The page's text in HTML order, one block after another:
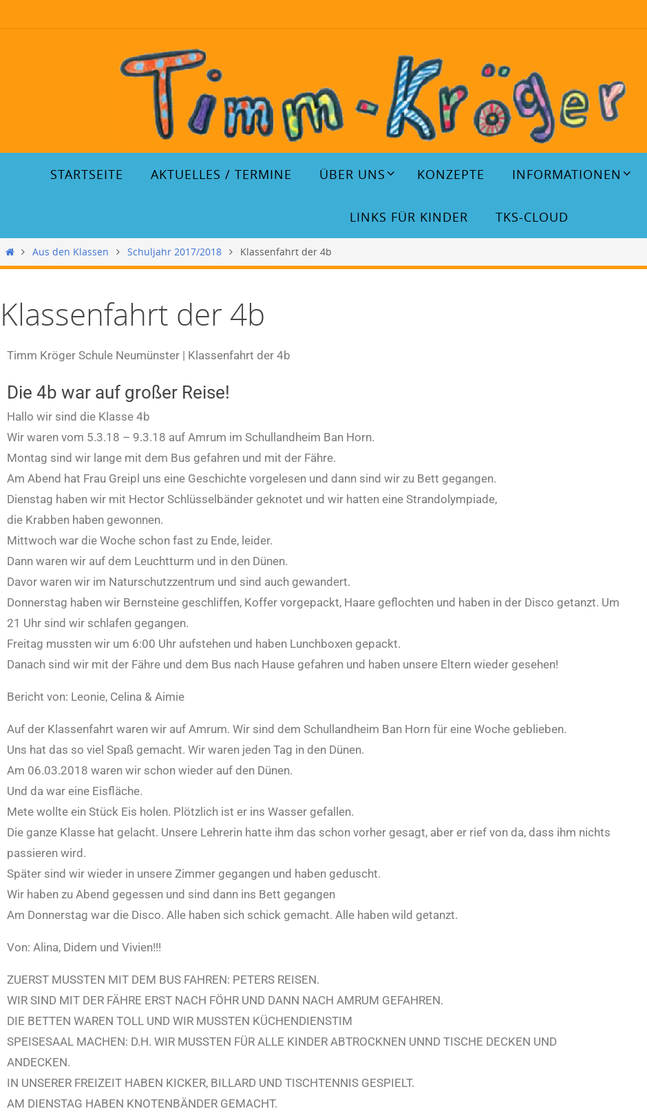
STARTSEITE AKTUELLES / TERMINE ÜBER UNS KONZEPTE INFORMATIONEN
LINKS FÜR KINDER TKS-CLOUD
Aus den Klassen Schuljahr 2017/2018 Klassenfahrt der 4b
Klassenfahrt der 4b
Timm Kröger Schule Neumünster | Klassenfahrt der 4b
Die 4b war auf großer Reise!
Hallo wir sind die Klasse 4b
Wir waren vom 5.3.18 – 9.3.18 auf Amrum im Schullandheim Ban Horn.
Montag sind wir lange mit dem Bus gefahren und mit der Fähre.
Am Abend hat Frau Greipl uns eine Geschichte vorgelesen und dann sind wir zu Bett gegangen.
Dienstag haben wir mit Hector Schlüsselbänder geknotet und wir hatten eine Strandolympiade,
die Krabben haben gewonnen.
Mittwoch war die Woche schon fast zu Ende, leider.
Dann waren wir auf dem Leuchtturm und in den Dünen.
Davor waren wir im Naturschutzzentrum und sind auch gewandert.
Donnerstag haben wir Bernsteine geschliffen, Koffer vorgepackt, Haare geflochten und haben in der Disco getanzt. Um
21 Uhr sind wir schlafen gegangen.
Freitag mussten wir um 6:00 Uhr aufstehen und haben Lunchboxen gepackt.
Danach sind wir mit der Fähre und dem Bus nach Hause gefahren und haben unsere Eltern wieder gesehen!
Bericht von: Leonie, Celina & Aimie
Auf der Klassenfahrt waren wir auf Amrum. Wir sind dem Schullandheim Ban Horn für eine Woche geblieben.
Uns hat das so viel Spaß gemacht. Wir waren jeden Tag in den Dünen.
Am 06.03.2018 waren wir schon wieder auf den Dünen.
Und da war eine Eisfläche.
Mete wollte ein Stück Eis holen. Plötzlich ist er ins Wasser gefallen.
Die ganze Klasse hat gelacht. Unsere Lehrerin hatte ihm das schon vorher gesagt, aber er rief von da, dass ihm nichts
passieren wird.
Später sind wir wieder in unsere Zimmer gegangen und haben geduscht.
Wir haben zu Abend gegessen und sind dann ins Bett gegangen
Am Donnerstag war die Disco. Alle haben sich schick gemacht. Alle haben wild getanzt.
Von: Alina, Didem und Vivien!!!
ZUERST MUSSTEN MIT DEM BUS FAHREN: PETERS REISEN.
WIR SIND MIT DER FÄHRE ERST NACH FÖHR UND DANN NACH AMRUM GEFAHREN.
DIE BETTEN WAREN TOLL UND WIR MUSSTEN KÜCHENDIENSTIM
SPEISESAAL MACHEN: D.H. WIR MUSSTEN FÜR ALLE KINDER ABTROCKNEN UNND TISCHE DECKEN UND
ANDECKEN.
IN UNSERER FREIZEIT HABEN KICKER, BILLARD UND TISCHTENNIS GESPIELT.
AM DIENSTAG HABEN KNOTENBÄNDER GEMACHT.